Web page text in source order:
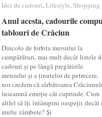
Idei de cadouri,Lifestyle,Shopping
Anul acesta, cadourile
tablouri de Crăciun
Dincolo de forfota mersului la
cumpărături, mai mult decât listele
cadouri și pe lângă pregătirile
meniului și a ținutelor de petrecere,
noi credem că sărbătoarea
înseamnă emoție cât cuprinde. Cum
altfel să îți întâmpini oaspeții decât
multe zâmbete? Și
Idei de cadouri Lifestyle Shopping
Anul acesta, cadourile
tablouri de Crăciun